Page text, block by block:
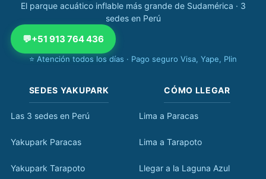
El parque acuático inflable más grande de Sudamérica · 3
sedes en Perú
💬+51 913 764 436
⭐ Atención todos los días · Pago seguro Visa, Yape, Plin
SEDES YAKUPARK
Las 3 sedes en Perú
Yakupark Paracas
Yakupark Tarapoto
CÓMO LLEGAR
Lima a Paracas
Lima a Tarapoto
Llegar a la Laguna Azul